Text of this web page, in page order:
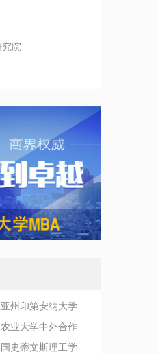
究院
州印第安纳大学
业大学中外合作
史蒂文斯理工学